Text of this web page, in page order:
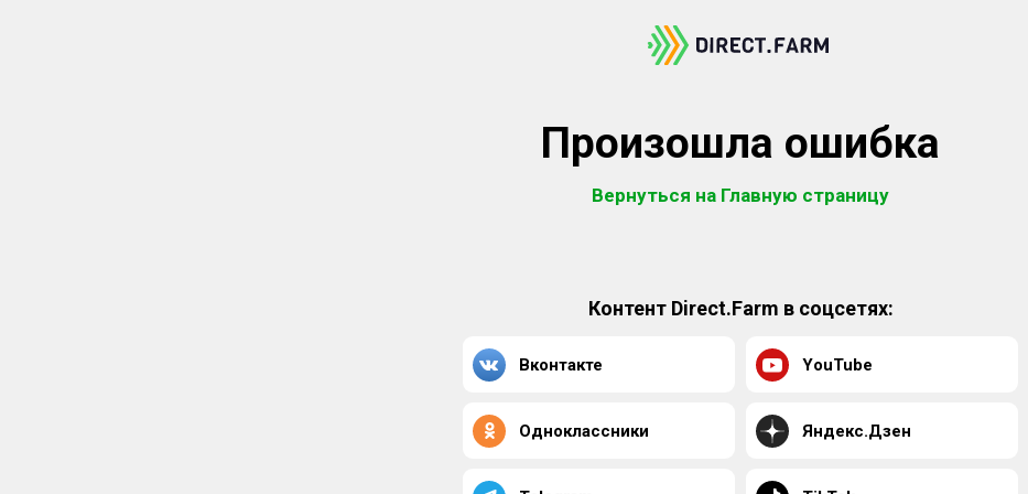
Произошла ошибка
Вернуться на Главную страницу
Контент Direct.Farm в соцсетях:
Вконтакте YouTube
Одноклассники Яндекс.Дзен